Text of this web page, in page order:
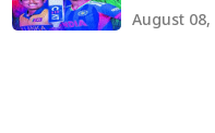
August 08,